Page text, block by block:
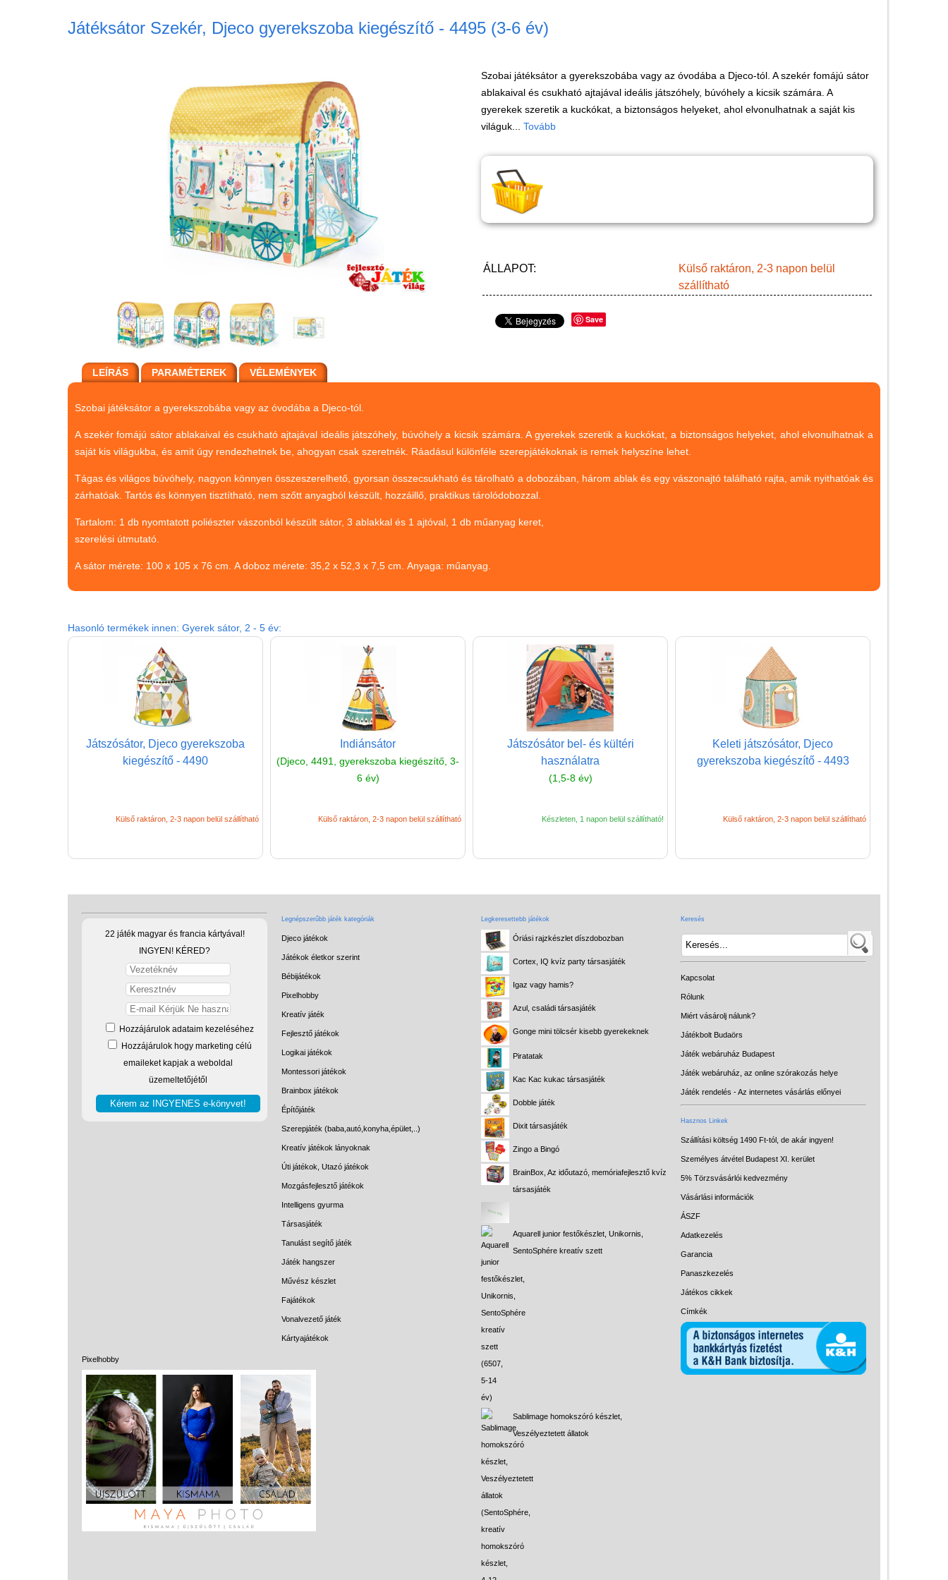
Játéksátor Szekér, Djeco gyerekszoba kiegészítő - 4495 (3-6 év)
Szobai játéksátor a gyerekszobába vagy az óvodába a Djeco-tól. A szekér fomájú sátor
ablakaival és csukható ajtajával ideális játszóhely, búvóhely a kicsik számára. A
gyerekek szeretik a kuckókat, a biztonságos helyeket, ahol elvonulhatnak a saját kis
világuk... Tovább
ÁLLAPOT:
Külső raktáron, 2-3 napon belül
szállítható
Save
LEÍRÁS PARAMÉTEREK VÉLEMÉNYEK
Szobai játéksátor a gyerekszobába vagy az óvodába a Djeco-tól.
A szekér fomájú sátor ablakaival és csukható ajtajával ideális játszóhely, búvóhely a kicsik számára. A gyerekek szeretik a kuckókat, a biztonságos helyeket, ahol elvonulhatnak a
saját kis világukba, és amit úgy rendezhetnek be, ahogyan csak szeretnék. Ráadásul különféle szerepjátékoknak is remek helyszíne lehet.
Tágas és világos búvóhely, nagyon könnyen összeszerelhető, gyorsan összecsukható és tárolható a dobozában, három ablak és egy vászonajtó található rajta, amik nyithatóak és
zárhatóak. Tartós és könnyen tisztítható, nem szőtt anyagból készült, hozzáillő, praktikus tárolódobozzal.
Tartalom: 1 db nyomtatott poliészter vászonból készült sátor, 3 ablakkal és 1 ajtóval, 1 db műanyag keret,
szerelési útmutató.
A sátor mérete: 100 x 105 x 76 cm. A doboz mérete: 35,2 x 52,3 x 7,5 cm. Anyaga: műanyag.
Hasonló termékek innen: Gyerek sátor, 2 - 5 év:
Játszósátor, Djeco gyerekszoba
kiegészítő - 4490
Külső raktáron, 2-3 napon belül szállítható
Indiánsátor
(Djeco, 4491, gyerekszoba kiegészítő, 3-
6 év)
Külső raktáron, 2-3 napon belül szállítható
Játszósátor bel- és kültéri
használatra
(1,5-8 év)
Készleten, 1 napon belül szállítható!
Keleti játszósátor, Djeco
gyerekszoba kiegészítő - 4493
Külső raktáron, 2-3 napon belül szállítható
22 játék magyar és francia kártyával!
INGYEN! KÉRED?
Hozzájárulok adataim kezeléséhez
Hozzájárulok hogy marketing célú
emaileket kapjak a weboldal
üzemeltetőjétől
Pixelhobby
Legnépszerűbb játék kategóriák
Djeco játékok
Játékok életkor szerint
Bébijátékok
Pixelhobby
Kreatív játék
Fejlesztő játékok
Logikai játékok
Montessori játékok
Brainbox játékok
Építőjáték
Szerepjáték (baba,autó,konyha,épület,..)
Kreatív játékok lányoknak
Úti játékok, Utazó játékok
Mozgásfejlesztő játékok
Intelligens gyurma
Társasjáték
Tanulást segítő játék
Játék hangszer
Művész készlet
Fajátékok
Vonalvezető játék
Kártyajátékok
Legkeresettebb játékok
Óriási rajzkészlet díszdobozban
Cortex, IQ kvíz party társasjáték
Igaz vagy hamis?
Azul, családi társasjáték
Gonge mini tölcsér kisebb gyerekeknek
Piratatak
Kac Kac kukac társasjáték
Dobble játék
Dixit társasjáték
Zingo a Bingó
BrainBox, Az időutazó, memóriafejlesztő kvíz
társasjáték
Aquarell junior festőkészlet, Unikornis,
SentoSphére kreatív szett
Sablimage homokszóró készlet,
Veszélyeztetett állatok
Keresés
Kapcsolat
Rólunk
Miért vásárolj nálunk?
Játékbolt Budaörs
Játék webáruház Budapest
Játék webáruház, az online szórakozás helye
Játék rendelés - Az internetes vásárlás előnyei
Hasznos Linkek
Szállítási költség 1490 Ft-tól, de akár ingyen!
Személyes átvétel Budapest XI. kerület
5% Törzsvásárlói kedvezmény
Vásárlási információk
ÁSZF
Adatkezelés
Garancia
Panaszkezelés
Játékos cikkek
Címkék
Intelligens gyurma
Kreatív játék
gyerekajándékok
LOGICO
LÜK
Pasztell játékok
Szerelés, barkácsolás, kerti
Tanulást segítő játék
Társasjáték
Tudományos játék
Úti játékok, Utazó játékok
Vélemények
ÁSZF
Szállítási költség 1490 Ft-tól,
de akár INGYEN!
Garancia
Játék rendelés - Az internetes
vásárlás előnyei